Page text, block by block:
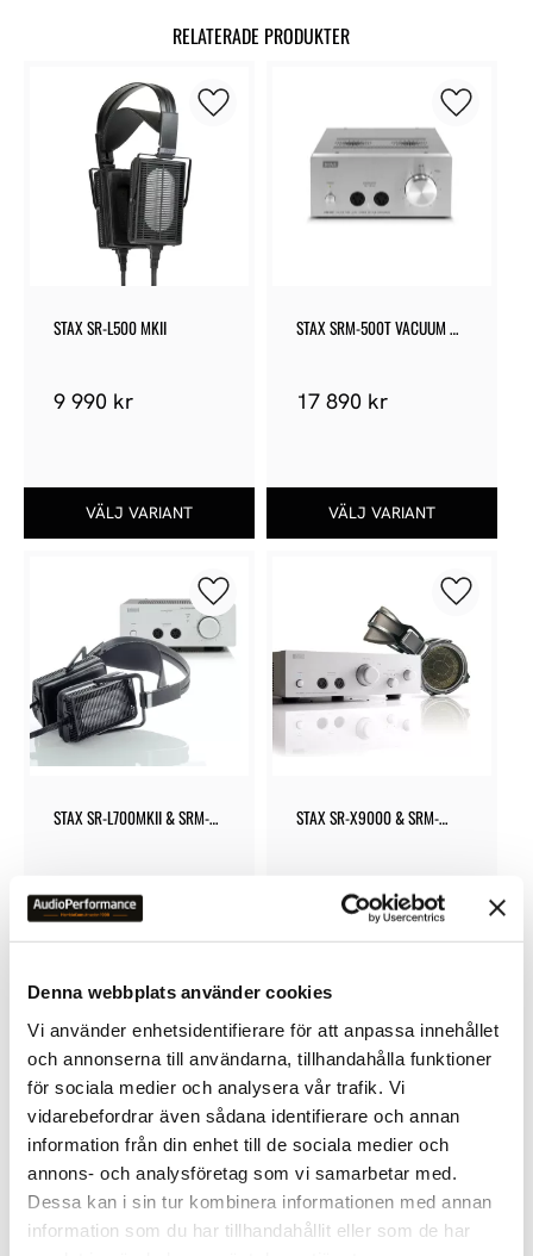
Denna webbplats använder cookies
Vi använder enhetsidentifierare för att anpassa innehållet
och annonserna till användarna, tillhandahålla funktioner
för sociala medier och analysera vår trafik. Vi
vidarebefordrar även sådana identifierare och annan
information från din enhet till de sociala medier och
annons- och analysföretag som vi samarbetar med.
Dessa kan i sin tur kombinera informationen med annan
information som du har tillhandahållit eller som de har
RELATERADE PRODUKTER
STAX SR-L500 MKII
9 990 kr
Lägg till i favoriter
STAX SRM-500T VACUUM
17 890 kr
Lägg till
STAX SR-L700MKII & SRM-
59 900kr
Lägg till i favoriter
STAX SR-X9000 & SRM-
145 000 kr
Lägg till
Lägg till i favoriter